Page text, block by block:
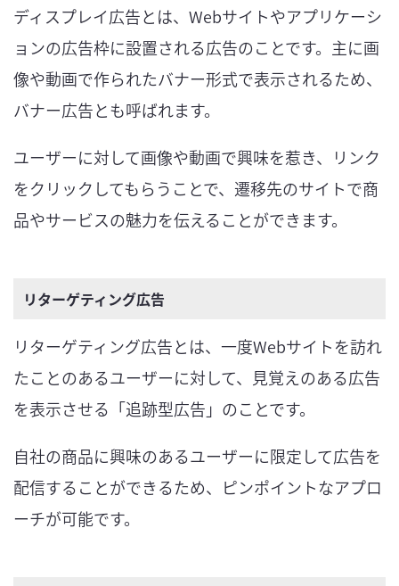
ディスプレイ広告とは、Webサイトやアプリケーシ
ョンの広告枠に設置される広告のことです。主に画
像や動画で作られたバナー形式で表示されるため、
バナー広告とも呼ばれます。
ユーザーに対して画像や動画で興味を惹き、リンク
をクリックしてもらうことで、遷移先のサイトで商
品やサービスの魅力を伝えることができます。
リターゲティング広告
リターゲティング広告とは、一度Webサイトを訪れ
たことのあるユーザーに対して、見覚えのある広告
を表示させる「追跡型広告」のことです。
自社の商品に興味のあるユーザーに限定して広告を
配信することができるため、ピンポイントなアプロ
ーチが可能です。